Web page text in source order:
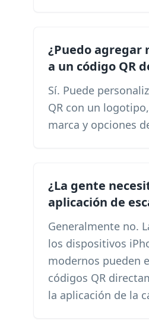
¿Puedo agregar
a un código QR
Sí. Puede
QR con un
marca y opciones
¿La gente
aplicación de
Generalmente no.
los dispositivos
modernos pueden
códigos QR
la aplicación de la